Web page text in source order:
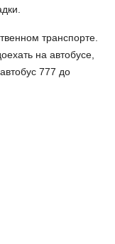
транспорте.
на автобусе,
777 до